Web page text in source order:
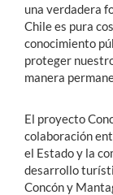
una verdadera
Chile es pura
conocimiento
proteger
manera
El proyecto
colaboración
el Estado y la
desarrollo
Concón y